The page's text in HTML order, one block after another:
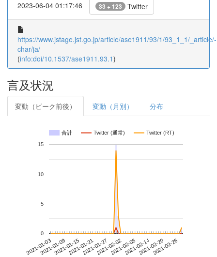
2023-06-04 01:17:46 33 + 123 Twitter
https://www.jstage.jst.go.jp/article/ase1911/93/1/93_1_1/_article/-
char/ja/
(info:doi/10.1537/ase1911.93.1)
言及状況
変動（ピーク前後） 変動（月別） 分布
合計 Twitter (通常) Twitter (RT)
2021-01-032021-01-092021-01-152021-01-212021-01-272021-02-022021-02-082021-02-142021-02-202021-02-26
0
5
10
15